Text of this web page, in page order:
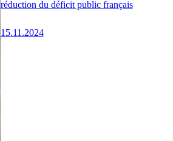
réduction du déficit public français
15.11.2024